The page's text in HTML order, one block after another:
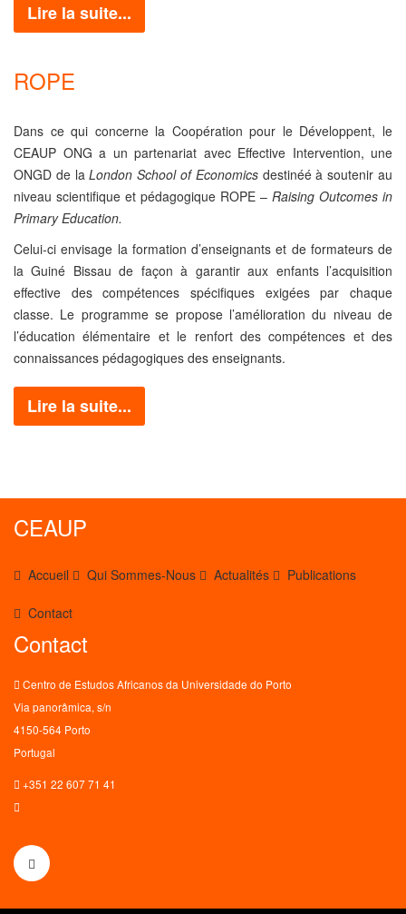
Lire la suite...
ROPE
Dans ce qui concerne la Coopération pour le Développent, le
CEAUP ONG a un partenariat avec Effective Intervention, une
ONGD de laLondon School of Economicsdestinéé à soutenir au
niveau scientifique et pédagogique ROPE – Raising Outcomes in
Primary Education.
Celui-ci envisage la formation d’enseignants et de formateurs de
la Guiné Bissau de façon à garantir aux enfants l’acquisition
effective des compétences spécifiques exigées par chaque
classe. Le programme se propose l’amélioration du niveau de
l’éducation élémentaire et le renfort des compétences et des
connaissances pédagogiques des enseignants.
Lire la suite...
CEAUP
Accueil Qui Sommes-Nous Actualités Publications
Contact
Contact
Centro de Estudos Africanos da Universidade do Porto
Via panorâmica, s/n
4150-564 Porto
Portugal
+351 22 607 71 41